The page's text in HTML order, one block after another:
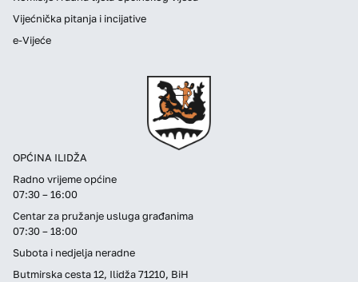
OPĆINA ILIDŽA
Radno vrijeme općine
07:30 – 16:00
Centar za pružanje usluga građanima
07:30 – 18:00
Subota i nedjelja neradne
Butmirska cesta 12, Ilidža 71210, BiH
Vijećnička pitanja i incijative
e-Vijeće